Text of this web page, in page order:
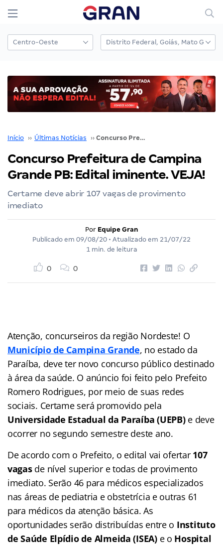
Início ›› Últimas Notícias ›› Concurso Prefeitura de Campina Grande PB: Edital iminente. VEJA!
Concurso Prefeitura de Campina
Grande PB: Edital iminente. VEJA!
Certame deve abrir 107 vagas de provimento
imediato
Por Equipe Gran
Publicado em 09/08/20 • Atualizado em 21/07/22
1 min. de leitura
0 0
Atenção, concurseiros da região Nordeste! O
Município de Campina Grande, no estado da
Paraíba, deve ter novo concurso público destinado
à área da saúde. O anúncio foi feito pelo Prefeito
Romero Rodrigues, por meio de suas redes
sociais. Certame será promovido pela
Universidade Estadual da Paraíba (UEPB)e deve
ocorrer no segundo semestre deste ano.
De acordo com o Prefeito, o edital vai ofertar 107
vagasde nível superior e todas de provimento
imediato. Serão 46 para médicos especializados
nas áreas de pediatria e obstetrícia e outras 61
para médicos da atenção básica. As
oportunidades serão distribuídas entre o Instituto
de Saúde Elpídio de Almeida (ISEA) e o Hospital